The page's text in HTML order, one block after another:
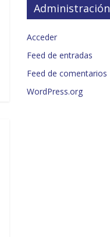
Administración
Acceder
Feed de entradas
Feed de comentarios
WordPress.org